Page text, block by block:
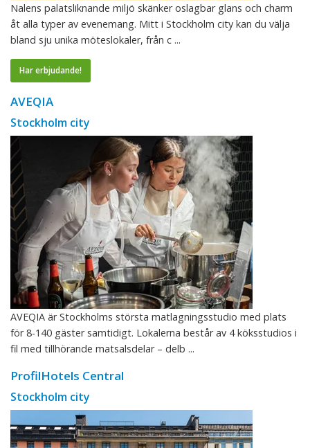
Nalens palatsliknande miljö skänker oslagbar glans och charm
åt alla typer av evenemang. Mitt i Stockholm city kan du välja
bland sju unika möteslokaler, från c ...
Har erbjudande!
AVEQIA
Stockholm city
AVEQIA är Stockholms största matlagningsstudio med plats
för 8-140 gäster samtidigt. Lokalerna består av 4 köksstudios i
fil med tillhörande matsalsdelar – delb ...
ProfilHotels Central
Stockholm city